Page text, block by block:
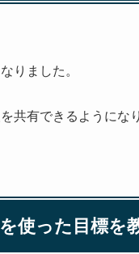
りました。
共有できるようにな
使った目標を